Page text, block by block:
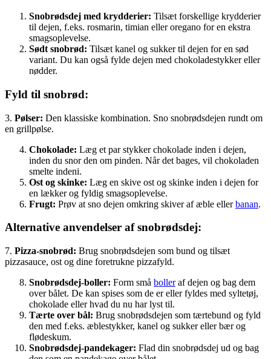
Snobrødsdej med krydderier: Tilsæt forskellige krydderier
til dejen, f.eks. rosmarin, timian eller oregano for en ekstra
smagsoplevelse.
Sødt snobrød: Tilsæt kanel og sukker til dejen for en sød
variant. Du kan også fylde dejen med chokoladestykker eller
nødder.
Fyld til snobrød:
3. Pølser: Den klassiske kombination. Sno snobrødsdejen rundt om
en grillpølse.
Chokolade: Læg et par stykker chokolade inden i dejen,
inden du snor den om pinden. Når det bages, vil chokoladen
smelte indeni.
Ost og skinke: Læg en skive ost og skinke inden i dejen for
en lækker og fyldig smagsoplevelse.
Frugt: Prøv at sno dejen omkring skiver af æble ellerbanan.
Alternative anvendelser af snobrødsdej:
7. Pizza-snobrød: Brug snobrødsdejen som bund og tilsæt
pizzasauce, ost og dine foretrukne pizzafyld.
Snobrødsdej-boller: Form små bolleraf dejen og bag dem
over bålet. De kan spises som de er eller fyldes med syltetøj,
chokolade eller hvad du nu har lyst til.
Tærte over bål: Brug snobrødsdejen som tærtebund og fyld
den med f.eks. æblestykker, kanel og sukker eller bær og
flødeskum.
Snobrødsdej-pandekager: Flad din snobrødsdej ud og bag